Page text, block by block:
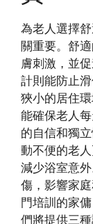
為老人選擇
關重要。舒
膚刺激，並
計則能防止
狹小的居住
能確保老人
的自信和獨
動不便的老
減少浴室意
傷，影響家
門培訓的家
們將提供三